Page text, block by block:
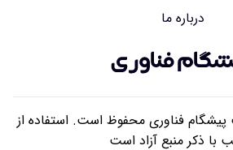
فرار کرد و به اینترنت وصل شد
درباره ما
فناوری محفوظ است. استفاده از
با ذکر منبع آزاد است